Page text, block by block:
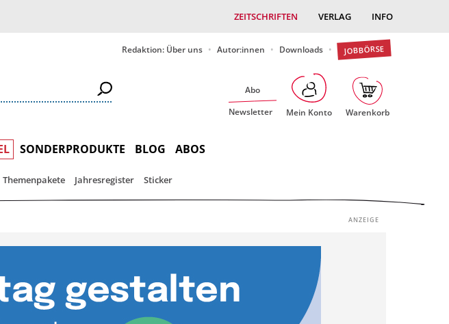
ZEITSCHRIFTEN VERLAG INFO
Redaktion: Über uns Autor:innen Downloads JOBBÖRSE
Abo
Newsletter
Mein Konto Warenkorb
SONDERPRODUKTE BLOG ABOS
Themenpakete Jahresregister Sticker